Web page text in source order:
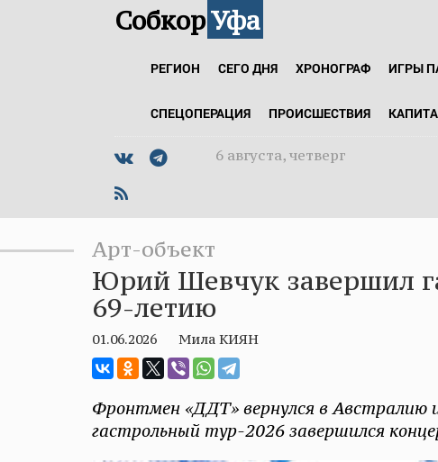
СобкорУфа
РЕГИОН СЕГО ДНЯ ХРОНОГРАФ ИГРЫ
СПЕЦОПЕРАЦИЯ ПРОИСШЕСТВИЯ
6 августа, четверг
Арт-объект
Юрий Шевчук завершил
69-летию
01.06.2026 Мила КИЯН
Фронтмен «ДДТ» вернулся в Австралию
гастрольный тур-2026 завершился